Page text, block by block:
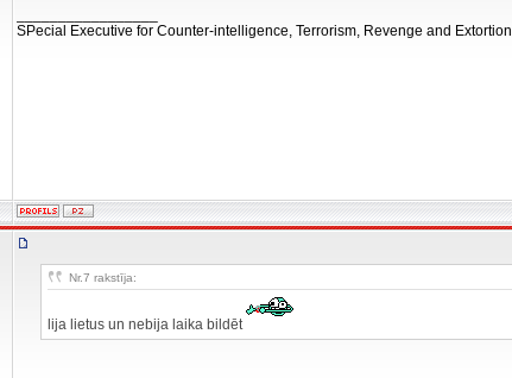
SPecial Executive for Counter-intelligence, Terrorism, Revenge and Extortion
Nr.7 rakstīja:
lija lietus un nebija laika bildēt